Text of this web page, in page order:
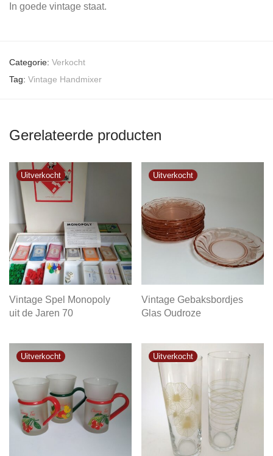
In goede vintage staat.
Categorie: Verkocht
Tag: Vintage Handmixer
Gerelateerde producten
Vintage Spel Monopoly
uit de Jaren 70
Vintage Gebaksbordjes
Glas Oudroze